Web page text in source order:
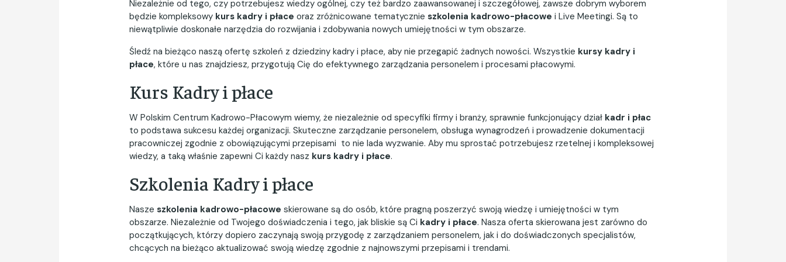
Niezależnie od tego, czy potrzebujesz wiedzy ogólnej, czy też bardzo zaawansowanej i szczegółowej, zawsze dobrym wyborem
będzie kompleksowy kurs kadry i płace oraz zróżnicowane tematycznie szkolenia kadrowo-płacowe i Live Meetingi. Są to
niewątpliwie doskonałe narzędzia do rozwijania i zdobywania nowych umiejętności w tym obszarze.
Śledź na bieżąco naszą ofertę szkoleń z dziedziny kadry i płace, aby nie przegapić żadnych nowości. Wszystkie kursy kadry i
płace, które u nas znajdziesz, przygotują Cię do efektywnego zarządzania personelem i procesami płacowymi.
Kurs Kadry i płace
W Polskim Centrum Kadrowo-Płacowym wiemy, że niezależnie od specyfiki firmy i branży, sprawnie funkcjonujący dział kadr i płac
to podstawa sukcesu każdej organizacji. Skuteczne zarządzanie personelem, obsługa wynagrodzeń i prowadzenie dokumentacji
pracowniczej zgodnie z obowiązującymi przepisami to nie lada wyzwanie. Aby mu sprostać potrzebujesz rzetelnej i kompleksowej
wiedzy, a taką właśnie zapewni Ci każdy nasz kurs kadry i płace.
Szkolenia Kadry i płace
Nasze szkolenia kadrowo-płacowe skierowane są do osób, które pragną poszerzyć swoją wiedzę i umiejętności w tym
obszarze. Niezależnie od Twojego doświadczenia i tego, jak bliskie są Ci kadry i płace. Nasza oferta skierowana jest zarówno do
początkujących, którzy dopiero zaczynają swoją przygodę z zarządzaniem personelem, jak i do doświadczonych specjalistów,
chcących na bieżąco aktualizować swoją wiedzę zgodnie z najnowszymi przepisami i trendami.